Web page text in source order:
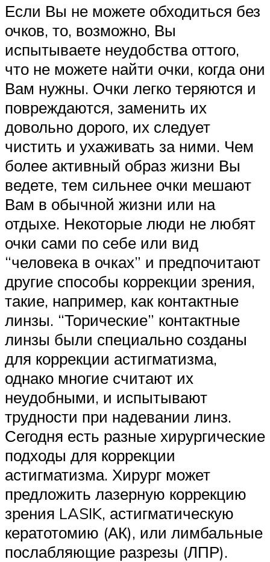
Если Вы не можете обходиться без
очков, то, возможно, Вы
испытываете неудобства оттого,
что не можете найти очки, когда они
Вам нужны. Очки легко теряются и
повреждаются, заменить их
довольно дорого, их следует
чистить и ухаживать за ними. Чем
более активный образ жизни Вы
ведете, тем сильнее очки мешают
Вам в обычной жизни или на
отдыхе. Некоторые люди не любят
очки сами по себе или вид
“человека в очках” и предпочитают
другие способы коррекции зрения,
такие, например, как контактные
линзы. “Торические” контактные
линзы были специально созданы
для коррекции астигматизма,
однако многие считают их
неудобными, и испытывают
трудности при надевании линз.
Сегодня есть разные хирургические
подходы для коррекции
астигматизма. Хирург может
предложить лазерную коррекцию
зрения LASIK, астигматическую
кератотомию (АК), или лимбальные
послабляющие разрезы (ЛПР).